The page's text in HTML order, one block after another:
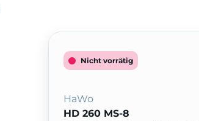
Nicht vorrätig
HaWo
HD 260 MS-8